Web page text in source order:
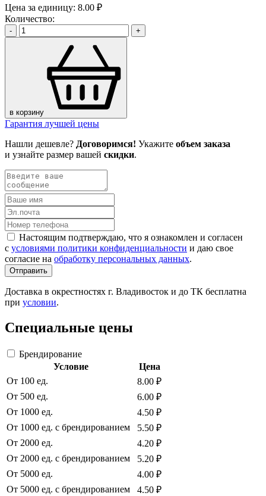
Цена за единицу: 8.00 ₽
Количество:
- +
в корзину
Гарантия лучшей цены
Нашли дешевле? Договоримся! Укажите объем заказа
и узнайте размер вашей скидки.
Настоящим подтверждаю, что я ознакомлен и согласен
с условиями политики конфиденциальности и даю свое
согласие на обработку персональных данных.
Отправить
Доставка в окрестностях г. Владивосток и до ТК бесплатна
при условии.
Специальные цены
Брендирование
Условие
Цена
От 100 ед.
8.00 ₽
От 500 ед.
6.00 ₽
От 1000 ед.
4.50 ₽
От 1000 ед. с брендированием
5.50 ₽
От 2000 ед.
4.20 ₽
От 2000 ед. с брендированием
5.20 ₽
От 5000 ед.
4.00 ₽
От 5000 ед. с брендированием
4.50 ₽